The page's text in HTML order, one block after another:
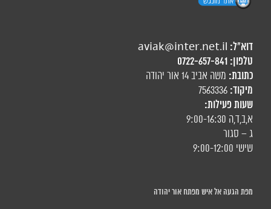
דוא"ל: aviak@inter.net.il
טלפון: 0722-657-841
כתובת: משה אביב 14 אור יהודה
מיקוד: 7563336
שעות פעילות:
א,ב,ד,ה 9:00-16:30
ג – סגור
שישי 9:00-12:00
מפת הגעה אל איש מפתח אור יהודה